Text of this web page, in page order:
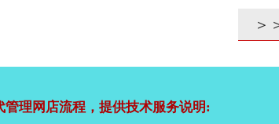
＞
管理网店流程，提供技术服务说明: